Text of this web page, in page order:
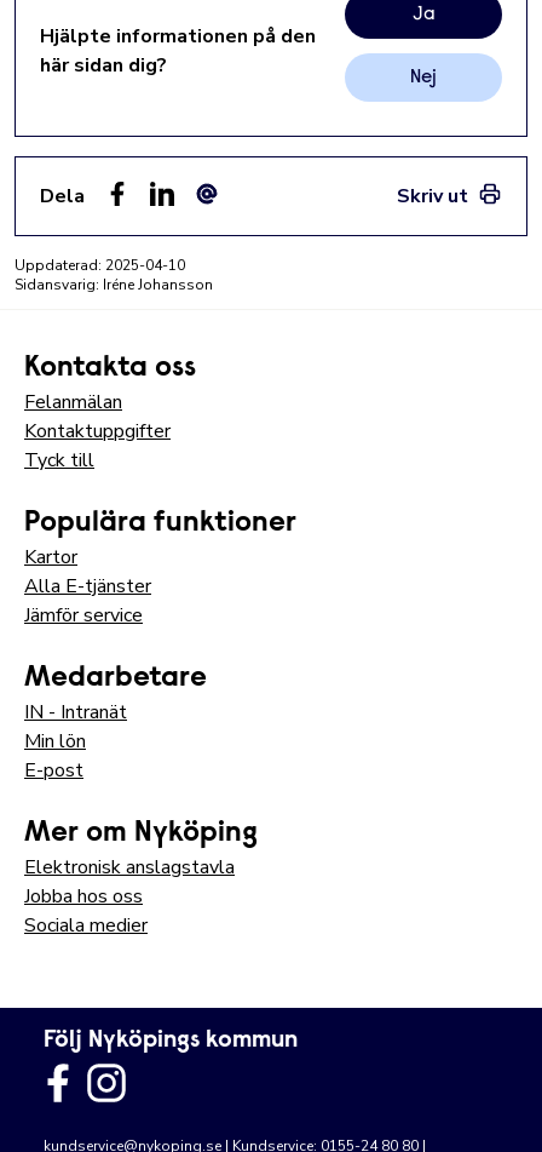
Hjälpte informationen på den
här sidan dig?
Ja
Nej
Dela
Skriv ut
Uppdaterad: 2025-04-10
Sidansvarig: Iréne Johansson
Kontakta oss
Felanmälan
Kontaktuppgifter
Tyck till
Populära funktioner
Kartor
Alla E-tjänster
Jämför service
Medarbetare
IN - Intranät
Min lön
E-post
Mer om Nyköping
Elektronisk anslagstavla
Jobba hos oss
Sociala medier
Följ Nyköpings kommun
kundservice@nykoping.se | Kundservice: 0155-24 80 80 |